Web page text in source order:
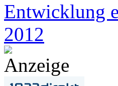
Entwicklung
2012
Anzeige